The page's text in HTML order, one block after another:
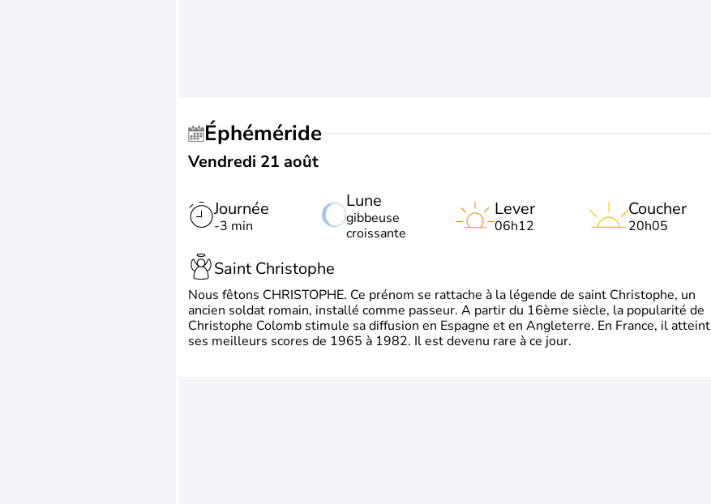
Éphéméride
Vendredi 21 août
Journée
-3 min
Lune
gibbeuse
croissante
Lever
06h12
Coucher
20h05
Saint Christophe
Nous fêtons CHRISTOPHE. Ce prénom se rattache à la légende de saint Christophe, un
ancien soldat romain, installé comme passeur. A partir du 16ème siècle, la popularité de
Christophe Colomb stimule sa diffusion en Espagne et en Angleterre. En France, il atteint
ses meilleurs scores de 1965 à 1982. Il est devenu rare à ce jour.